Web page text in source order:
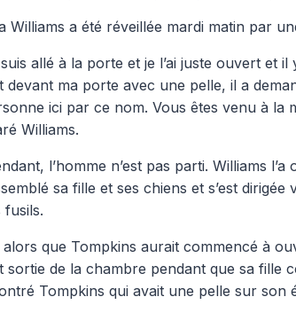
Williams a été réveillée mardi matin par
allé à la porte et je l’ai juste ouvert et
devant ma porte avec une pelle, il a
ici par ce nom. Vous êtes venu à la
Williams.
l’homme n’est pas parti. Williams
sa fille et ses chiens et s’est
fusils.
alors que Tompkins aurait commencé à
sortie de la chambre pendant que sa fille
Tompkins qui avait une pelle sur son